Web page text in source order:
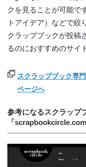
クを見ることが可能で
トアイデア）などで絞
クラップブックが投稿
るのにおすすめのサイ
スクラップブック専
ページへ
参考になるスクラップ
「scrapbookcircle.com